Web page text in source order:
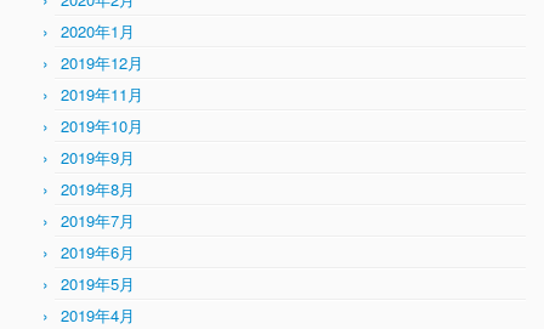
2020年1月
2019年12月
2019年11月
2019年10月
2019年9月
2019年8月
2019年7月
2019年6月
2019年5月
2019年4月